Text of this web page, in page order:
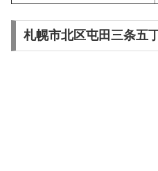
札幌市北区屯田三条五